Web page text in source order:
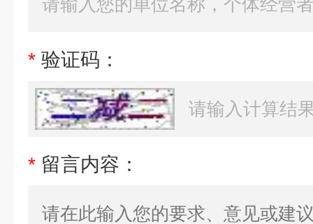
* 验证码：
* 留言内容：